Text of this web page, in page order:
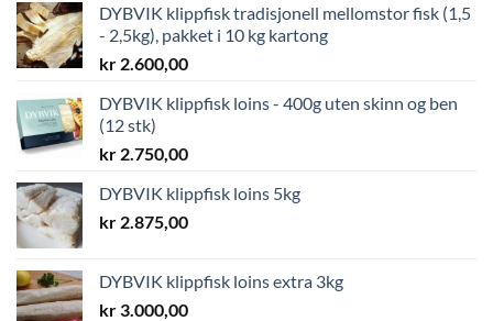
DYBVIK klippfisk tradisjonell mellomstor fisk (1,5
- 2,5kg), pakket i 10 kg kartong
kr 2.600,00
DYBVIK klippfisk loins - 400g uten skinn og ben
(12 stk)
kr 2.750,00
DYBVIK klippfisk loins 5kg
kr 2.875,00
DYBVIK klippfisk loins extra 3kg
kr 3.000,00